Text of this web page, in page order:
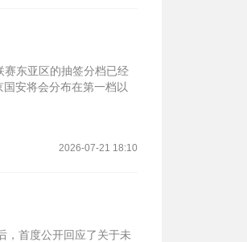
东亚区的抽签分档已经
安将会分布在第一档以
2026-07-21 18:10
，首度公开回应了关于未